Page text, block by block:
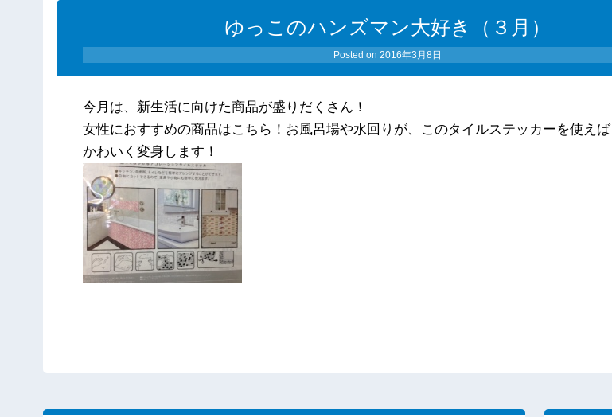
ゆっこのハンズマン大好き（３月）
Posted on 2016年3月8日
今月は、新生活に向けた商品が盛りだくさん！
女性におすすめの商品はこちら！お風呂場や水回りが、このタイルステッカーを使えば
かわいく変身します！